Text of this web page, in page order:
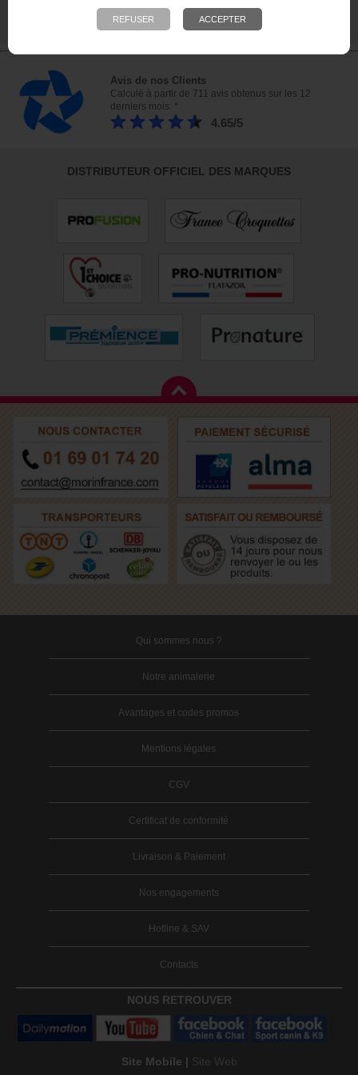
nous rendre visite !
23 bis, rue des Bourguignons, 91310 Montlhéry
Avis de nos Clients
Calculé à partir de 711 avis obtenus sur les 12
derniers mois. *
4.65/5
DISTRIBUTEUR OFFICIEL DES MARQUES
Qui sommes nous ?
Notre animalerie
Avantages et codes promos
Mentions légales
CGV
Certificat de conformité
Livraison & Paiement
Nos engagements
Hotline & SAV
Contacts
NOUS RETROUVER
Site Mobile | Site Web